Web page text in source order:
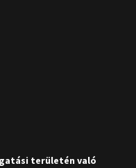
területén való